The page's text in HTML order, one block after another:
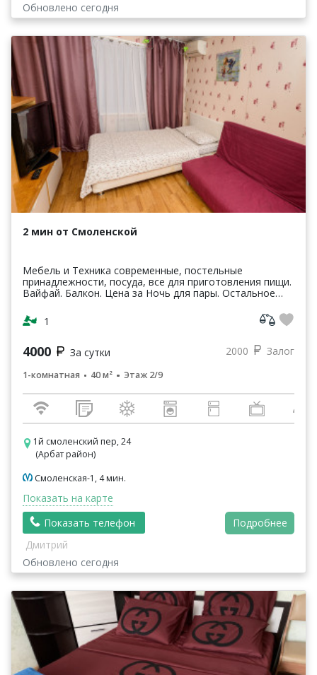
Обновлено сегодня
2 мин от Смоленской
Мебель и Техника современные, постельные
принадлежности, посуда, все для приготовления пищи.
Вайфай. Балкон. Цена за Ночь для пары. Остальное
аренды.
1
4000 За сутки 2000 Залог
1-комнатная 40 м² Этаж 2/9
1й смоленский пер, 24
(Арбат район)
Смоленская-1, 4 мин.
Показать на карте
Показать телефон
Подробнее
Дмитрий
Обновлено сегодня